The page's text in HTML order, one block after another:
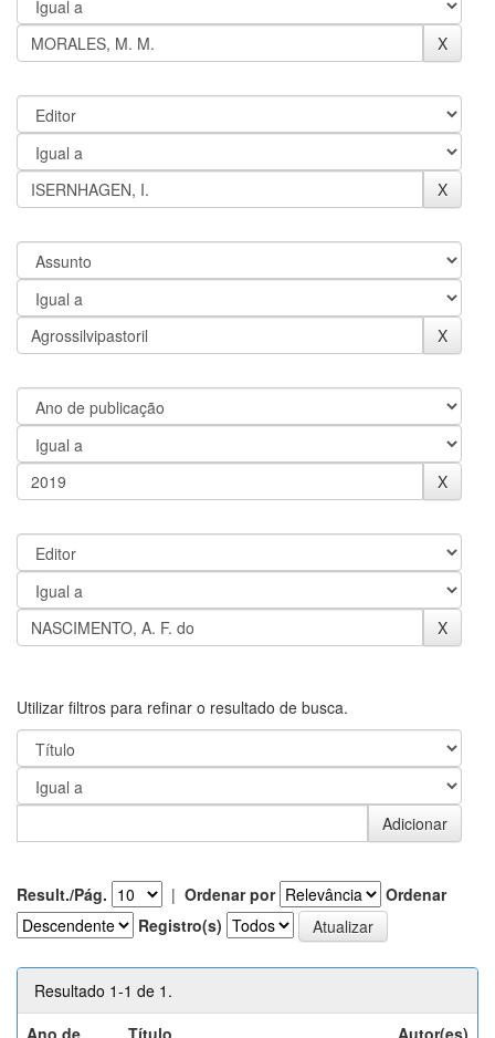
Utilizar filtros para refinar o resultado de busca.
Result./Pág. | Ordenar por
Ordenar
Registro(s)
Resultado 1-1 de 1.
Ano de
Título Autor(es)